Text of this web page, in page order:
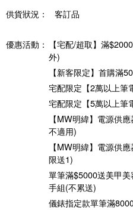
供貨狀況： 客訂品
優惠活動：
【宅配/超取】滿
外)
【新客限定】首購滿
宅配限定【2萬以上筆
宅配限定【5萬以上筆
【MW明緯】電源供
不適用)
【MW明緯】電源供
限送1)
單筆滿$5000送美甲
手組(不累送)
儀錶指定款單筆滿